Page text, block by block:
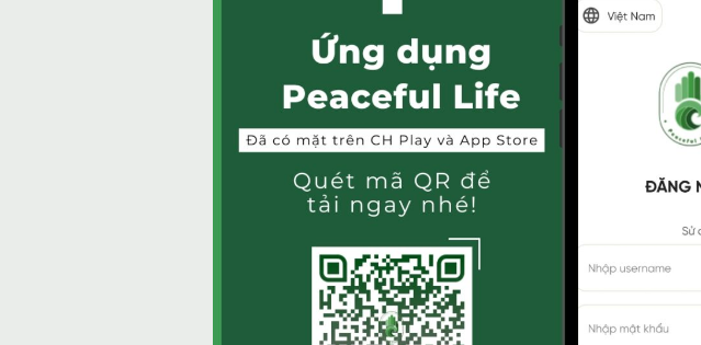
Việc đặt tay theo
hệ thống được
bộ 4 lớp cơ thể
năng lượng và cân
nhất. Vì